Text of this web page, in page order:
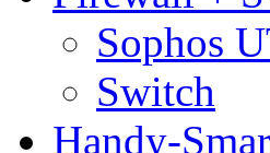
Sophos
Switch
Handy-